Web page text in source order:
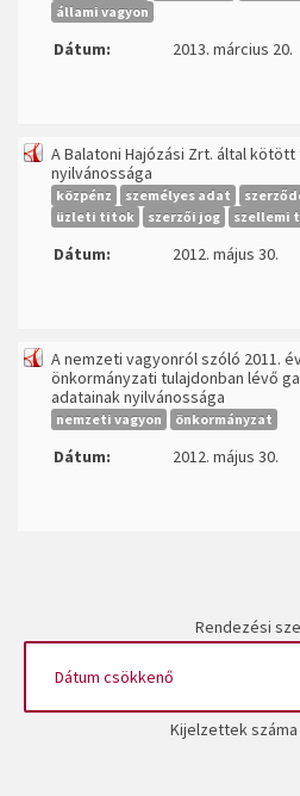
állami vagyon
Dátum:
2013. március 20.
A Balatoni Hajózási Zrt. által
nyilvánossága
közpénz személyes adat
üzleti titok
szerzői jog szellemi
Dátum:
2012. május 30.
A nemzeti vagyonról szóló 2011.
önkormányzati tulajdonban lévő
adatainak nyilvánossága
nemzeti vagyon önkormányzat
Dátum:
2012. május 30.
Rendezési
Kijelzettek száma